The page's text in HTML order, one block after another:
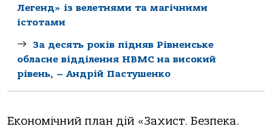
Легенд» із велетнями та магічними
істотами
За десять років підняв Рівненське
обласне відділення НВМС на високий
рівень, – Андрій Пастушенко
Економічний план дій «Захист. Безпека.